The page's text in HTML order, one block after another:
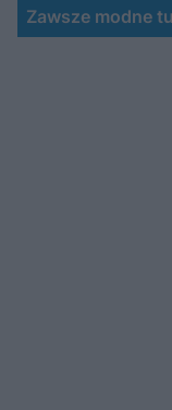
Zawsze modne